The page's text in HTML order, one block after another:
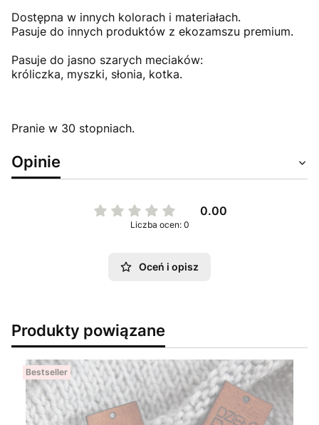
Dostępna w innych kolorach i materiałach.
Pasuje do innych produktów z ekozamszu premium.
Pasuje do jasno szarych meciaków:
króliczka, myszki, słonia, kotka.
Pranie w 30 stopniach.
Opinie
0.00
Liczba ocen: 0
Oceń i opisz
Produkty powiązane
Bestseller